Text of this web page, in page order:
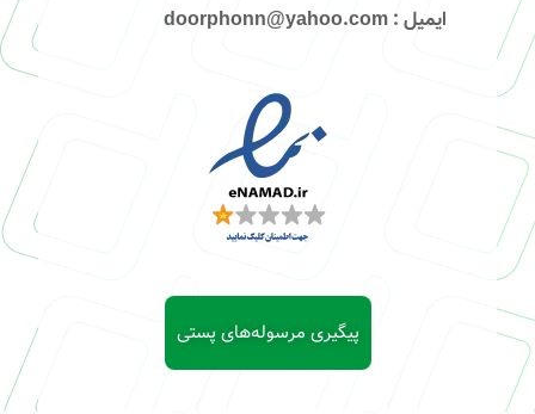
ایمیل : doorphonn@yahoo.com
پیگیری مرسوله‌های پستی